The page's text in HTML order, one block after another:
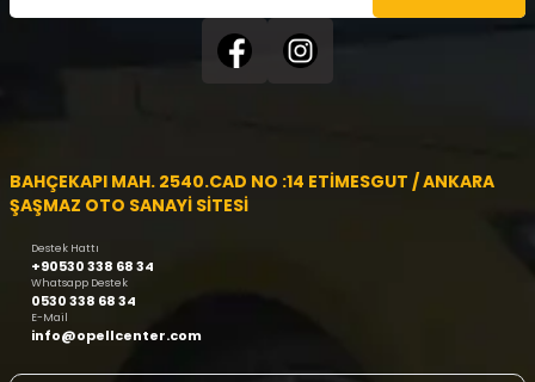
BAHÇEKAPI MAH. 2540.CAD NO :14 ETİMESGUT / ANKARA
ŞAŞMAZ OTO SANAYİ SİTESİ
Destek Hattı
+90530 338 68 34
Whatsapp Destek
0530 338 68 34
E-Mail
info@opellcenter.com